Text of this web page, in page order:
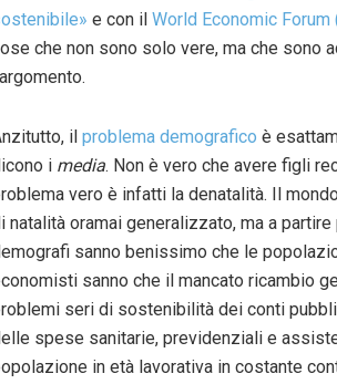
e con il World Economic Forum
che non sono solo vere, ma che sono
il problema demografico è
i media. Non è vero che avere figli
vero è infatti la denatalità. Il
natalità oramai generalizzato, ma a
sanno benissimo che le
sanno che il mancato ricambio
seri di sostenibilità dei conti
spese sanitarie, previdenziali e
in età lavorativa in costante